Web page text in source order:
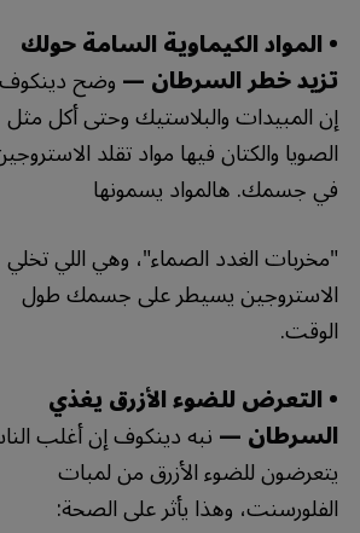
• المواد الكيماوية السامة حولك
تزيد خطر السرطان —وضح دينكوف
إن المبيدات والبلاستيك وحتى أكل مثل
الصويا والكتان فيها مواد تقلد
في جسمك. هالمواد يسمونها
"مخربات الغدد الصماء"، وهي اللي تخلي
الاستروجين يسيطر على جسمك طول
الوقت.
• التعرض للضوء الأزرق يغذي
السرطان —نبه دينكوف إن أغلب
يتعرضون للضوء الأزرق من لمبات
الفلورسنت، وهذا يأثر على الصحة: